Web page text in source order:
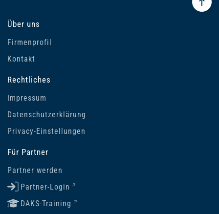
Über uns
Firmenprofil
Kontakt
Rechtliches
Impressum
Datenschutzerklärung
Privacy-Einstellungen
Für Partner
Partner werden
Partner-Login
DAKS-Training